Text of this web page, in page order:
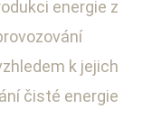
energie z
k jejich
čisté energie